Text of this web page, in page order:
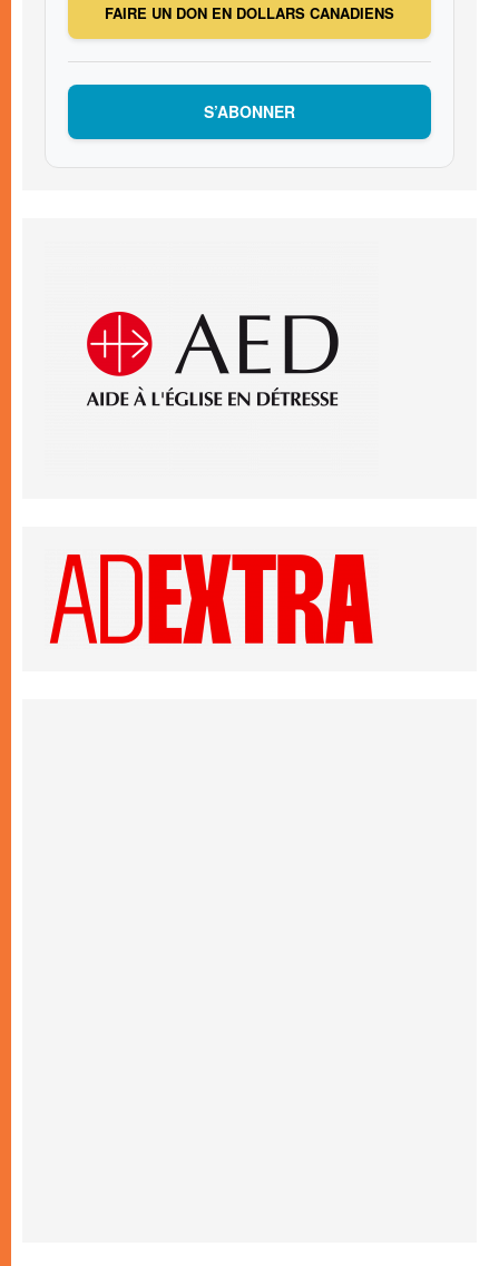
FAIRE UN DON EN DOLLARS CANADIENS
S’ABONNER